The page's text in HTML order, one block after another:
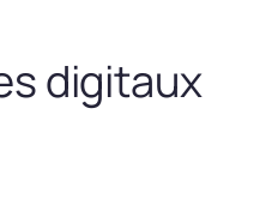
digitaux